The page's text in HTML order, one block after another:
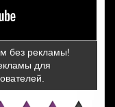
без рекламы!
для